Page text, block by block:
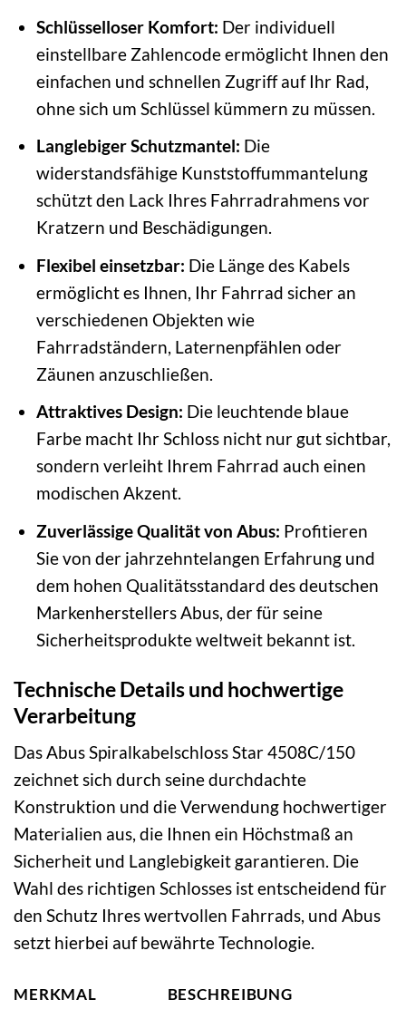
Schlüsselloser Komfort: Der individuell
einstellbare Zahlencode ermöglicht Ihnen den
einfachen und schnellen Zugriff auf Ihr Rad,
ohne sich um Schlüssel kümmern zu müssen.
Langlebiger Schutzmantel: Die
widerstandsfähige Kunststoffummantelung
schützt den Lack Ihres Fahrradrahmens vor
Kratzern und Beschädigungen.
Flexibel einsetzbar: Die Länge des Kabels
ermöglicht es Ihnen, Ihr Fahrrad sicher an
verschiedenen Objekten wie
Fahrradständern, Laternenpfählen oder
Zäunen anzuschließen.
Attraktives Design: Die leuchtende blaue
Farbe macht Ihr Schloss nicht nur gut sichtbar,
sondern verleiht Ihrem Fahrrad auch einen
modischen Akzent.
Zuverlässige Qualität von Abus: Profitieren
Sie von der jahrzehntelangen Erfahrung und
dem hohen Qualitätsstandard des deutschen
Markenherstellers Abus, der für seine
Sicherheitsprodukte weltweit bekannt ist.
Technische Details und hochwertige
Verarbeitung
Das Abus Spiralkabelschloss Star 4508C/150
zeichnet sich durch seine durchdachte
Konstruktion und die Verwendung hochwertiger
Materialien aus, die Ihnen ein Höchstmaß an
Sicherheit und Langlebigkeit garantieren. Die
Wahl des richtigen Schlosses ist entscheidend für
den Schutz Ihres wertvollen Fahrrads, und Abus
setzt hierbei auf bewährte Technologie.
MERKMAL BESCHREIBUNG